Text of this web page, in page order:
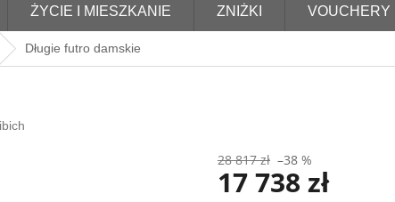
ŻYCIE I MIESZKANIE ZNIŻKI VOUCHERY
Długie futro damskie
28 817 zł –38 %
17 738 zł